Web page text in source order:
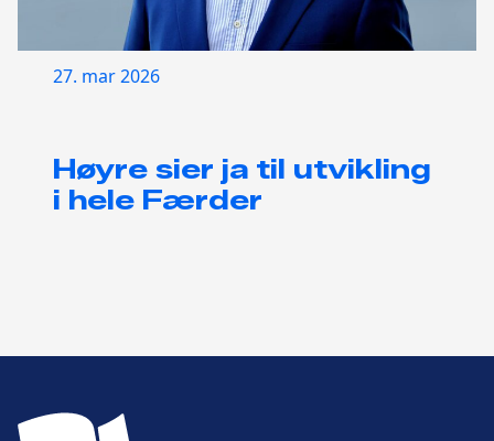
27. mar 2026
Høyre sier ja til utvikling
i hele Færder